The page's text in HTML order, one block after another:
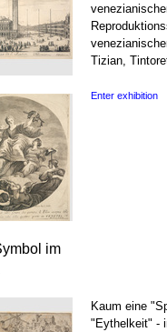
Tizian,
Enter exhibition
im
Kaum eine
"Eythelkeit" -